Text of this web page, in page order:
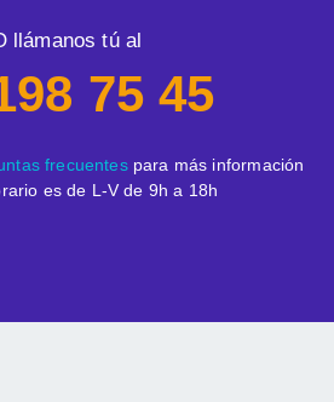
llámanos tú al
75 45
frecuentespara más información
es de L-V de 9h a 18h